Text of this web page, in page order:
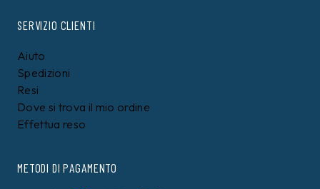
SERVIZIO CLIENTI
Aiuto
Spedizioni
Resi
Dove si trova il mio ordine
Effettua reso
METODI DI PAGAMENTO